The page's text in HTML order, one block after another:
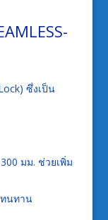
ซึ่งเป็น
300 มม. ช่วยเพิ่ม
ทนทาน